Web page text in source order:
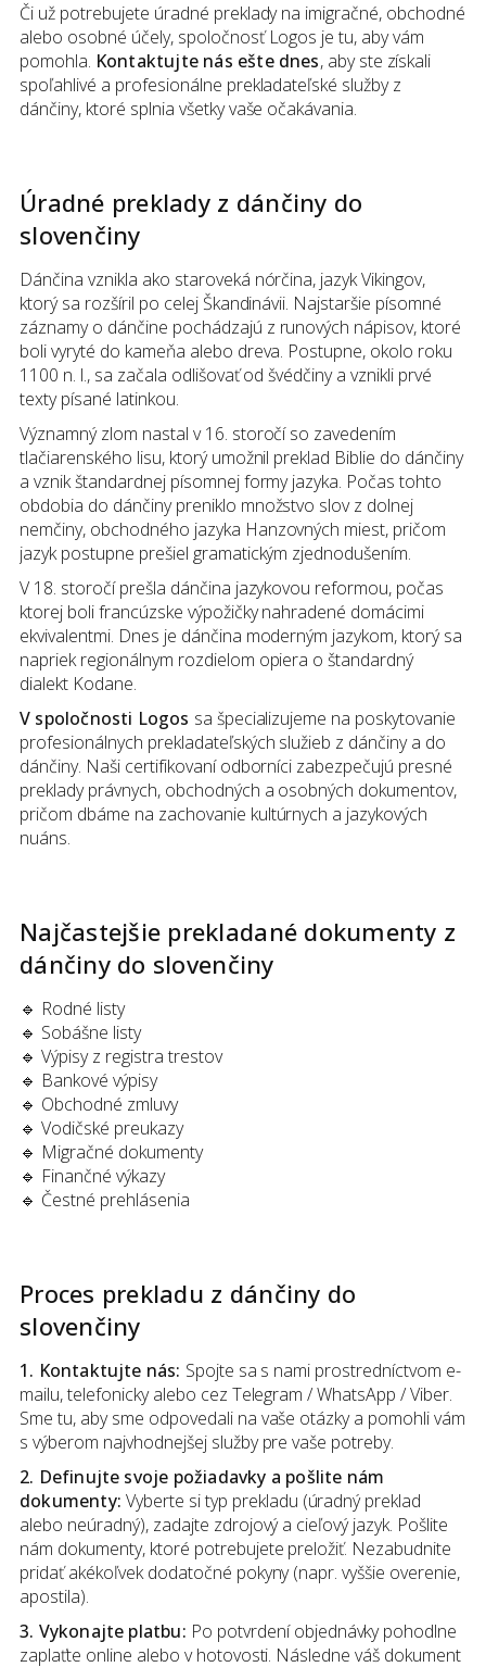
Či už potrebujete úradné preklady na imigračné, obchodné
alebo osobné účely, spoločnosť Logos je tu, aby vám
pomohla. Kontaktujte nás ešte dnes, aby ste získali
spoľahlivé a profesionálne prekladateľské služby z
dánčiny, ktoré splnia všetky vaše očakávania.
Úradné preklady z dánčiny do
slovenčiny
Dánčina vznikla ako staroveká nórčina, jazyk Vikingov,
ktorý sa rozšíril po celej Škandinávii. Najstaršie písomné
záznamy o dánčine pochádzajú z runových nápisov, ktoré
boli vyryté do kameňa alebo dreva. Postupne, okolo roku
1100 n. l., sa začala odlišovať od švédčiny a vznikli prvé
texty písané latinkou.
Významný zlom nastal v 16. storočí so zavedením
tlačiarenského lisu, ktorý umožnil preklad Biblie do dánčiny
a vznik štandardnej písomnej formy jazyka. Počas tohto
obdobia do dánčiny preniklo množstvo slov z dolnej
nemčiny, obchodného jazyka Hanzovných miest, pričom
jazyk postupne prešiel gramatickým zjednodušením.
V 18. storočí prešla dánčina jazykovou reformou, počas
ktorej boli francúzske výpožičky nahradené domácimi
ekvivalentmi. Dnes je dánčina moderným jazykom, ktorý sa
napriek regionálnym rozdielom opiera o štandardný
dialekt Kodane.
V spoločnosti Logos sa špecializujeme na poskytovanie
profesionálnych prekladateľských služieb z dánčiny a do
dánčiny. Naši certifikovaní odborníci zabezpečujú presné
preklady právnych, obchodných a osobných dokumentov,
pričom dbáme na zachovanie kultúrnych a jazykových
nuáns.
Najčastejšie prekladané dokumenty z
dánčiny do slovenčiny
🔹 Rodné listy
🔹 Sobášne listy
🔹 Výpisy z registra trestov
🔹 Bankové výpisy
🔹 Obchodné zmluvy
🔹 Vodičské preukazy
🔹 Migračné dokumenty
🔹 Finančné výkazy
🔹 Čestné prehlásenia
Proces prekladu z dánčiny do
slovenčiny
1. Kontaktujte nás: Spojte sa s nami prostredníctvom e-
mailu, telefonicky alebo cez Telegram / WhatsApp / Viber.
Sme tu, aby sme odpovedali na vaše otázky a pomohli vám
s výberom najvhodnejšej služby pre vaše potreby.
2. Definujte svoje požiadavky a pošlite nám
dokumenty: Vyberte si typ prekladu (úradný preklad
alebo neúradný), zadajte zdrojový a cieľový jazyk. Pošlite
nám dokumenty, ktoré potrebujete preložiť. Nezabudnite
pridať akékoľvek dodatočné pokyny (napr. vyššie overenie,
apostila).
3. Vykonajte platbu: Po potvrdení objednávky pohodlne
zaplaťte online alebo v hotovosti. Následne váš dokument